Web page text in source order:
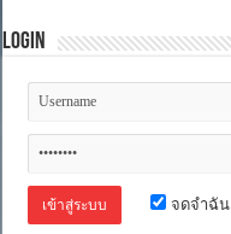
เวหา
ไทย
2.0]
Login
จดจำฉัน